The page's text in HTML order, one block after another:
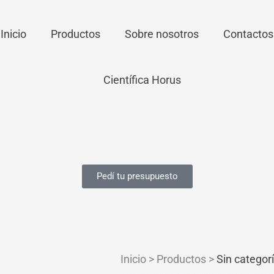
Inicio Productos Sobre nosotros Contactos
Pedí tu presupuesto
Inicio > Productos >Sin